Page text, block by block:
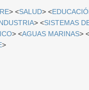
> <SALUD> <
INDUSTRIA> <SISTEMAS
> <AGUAS MARINAS> <
>